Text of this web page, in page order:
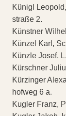
Künigl
straße 2.
Künstner
Künzel Karl,
Künzle Josef,
Kürschner
Kürzinger
hofweg 6 a.
Kugler Franz,